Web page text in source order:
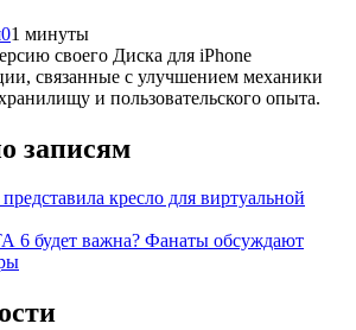
01 минуты
своего Диска для iPhone
связанные с улучшением механики
и пользовательского опыта.
записям
кресло для виртуальной
6 будет важна? Фанаты обсуждают